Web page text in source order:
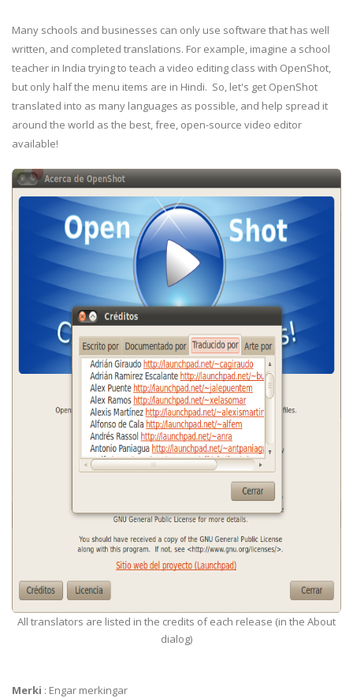
Many schools and businesses can only use software that has well
written, and completed translations. For example, imagine a school
teacher in India trying to teach a video editing class with OpenShot,
but only half the menu items are in Hindi. So, let's get OpenShot
translated into as many languages as possible, and help spread it
around the world as the best, free, open-source video editor
available!
All translators are listed in the credits of each release (in the About
dialog)
Merki : Engar merkingar